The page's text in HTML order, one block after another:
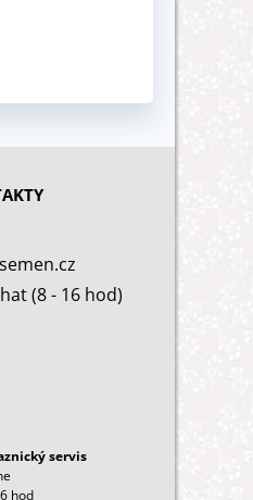
(8 - 16 hod)
servis
hod